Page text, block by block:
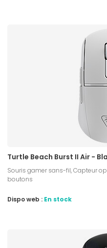
Turtle Beach Burst II Air -
Souris gamer sans-fil, Capteur
boutons
Dispo web : En stock